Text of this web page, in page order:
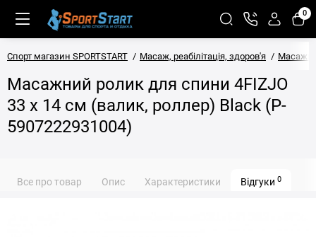
0
Спорт магазин SPORTSTART Масаж, реабілітація, здоров'я
Масажний ролик для спини 4FIZJO
33 x 14 см (валик, роллер) Black (P-
5907222931004)
Все про товар Опис Характеристики Відгуки 0